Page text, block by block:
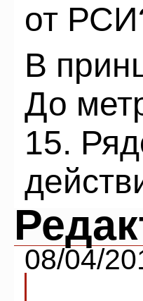
от
В
До
15.
08/04/